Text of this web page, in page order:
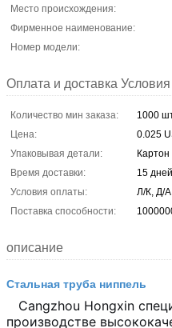
Место происхождения:
Фирменное наименование:
Номер модели:
Оплата и доставка Условия
Количество мин заказа:
1000
Цена:
0.025
Упаковывая детали:
Время доставки:
15 дней
Условия оплаты:
Л/К, Д/
Поставка способности:
описание
Стальная труба ниппель
Cangzhou Hongxin
производстве